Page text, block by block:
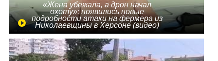
«Жена убежала, а дрон начал
охоту»: появились новые
подробности атаки на фермера из
Николаевщины в Херсоне (видео)